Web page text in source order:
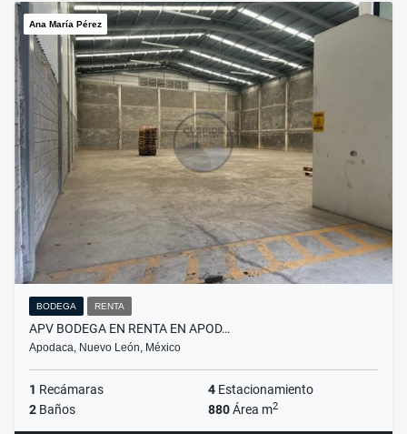
Ana María Pérez
BODEGA RENTA
APV BODEGA EN RENTA EN APOD…
Apodaca, Nuevo León, México
1 Recámaras 4 Estacionamiento
2 Baños 880Área m2